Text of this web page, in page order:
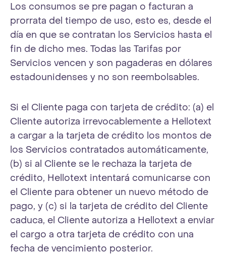
Los consumos se pre pagan o facturan a
prorrata del tiempo de uso, esto es, desde el
día en que se contratan los Servicios hasta el
fin de dicho mes. Todas las Tarifas por
Servicios vencen y son pagaderas en dólares
estadounidenses y no son reembolsables.
Si el Cliente paga con tarjeta de crédito: (a) el
Cliente autoriza irrevocablemente a Hellotext
a cargar a la tarjeta de crédito los montos de
los Servicios contratados automáticamente,
(b) si al Cliente se le rechaza la tarjeta de
crédito, Hellotext intentará comunicarse con
el Cliente para obtener un nuevo método de
pago, y (c) si la tarjeta de crédito del Cliente
caduca, el Cliente autoriza a Hellotext a enviar
el cargo a otra tarjeta de crédito con una
fecha de vencimiento posterior.